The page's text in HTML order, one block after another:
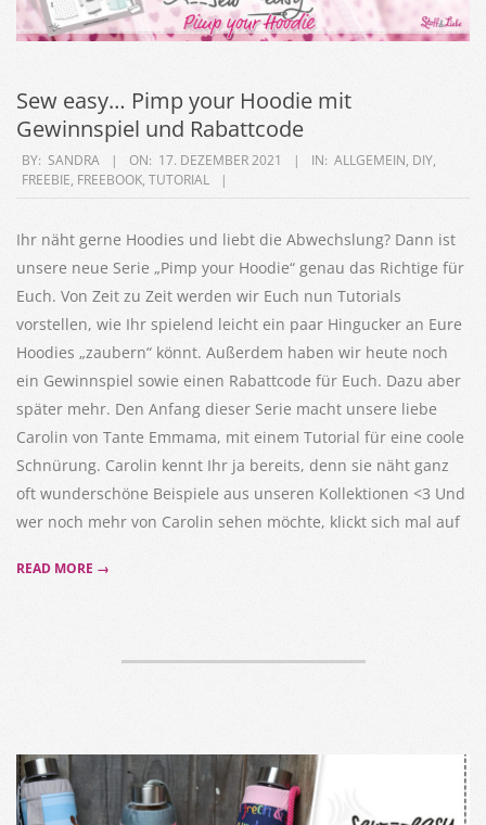
Sew easy… Pimp your Hoodie mit
Gewinnspiel und Rabattcode
2021-
12-
BY: SANDRA ON: 17. DEZEMBER 2021 IN: ALLGEMEIN, DIY,
FREEBIE, FREEBOOK, TUTORIAL
Ihr näht gerne Hoodies und liebt die Abwechslung? Dann ist
unsere neue Serie „Pimp your Hoodie“ genau das Richtige für
Euch. Von Zeit zu Zeit werden wir Euch nun Tutorials
vorstellen, wie Ihr spielend leicht ein paar Hingucker an Eure
Hoodies „zaubern“ könnt. Außerdem haben wir heute noch
ein Gewinnspiel sowie einen Rabattcode für Euch. Dazu aber
später mehr. Den Anfang dieser Serie macht unsere liebe
Carolin von Tante Emmama, mit einem Tutorial für eine coole
Schnürung. Carolin kennt Ihr ja bereits, denn sie näht ganz
oft wunderschöne Beispiele aus unseren Kollektionen <3 Und
wer noch mehr von Carolin sehen möchte, klickt sich mal auf
READ MORE →